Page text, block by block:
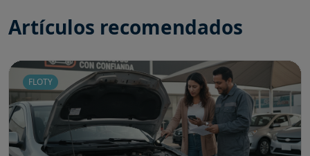
Artículos recomendados
FLOTY